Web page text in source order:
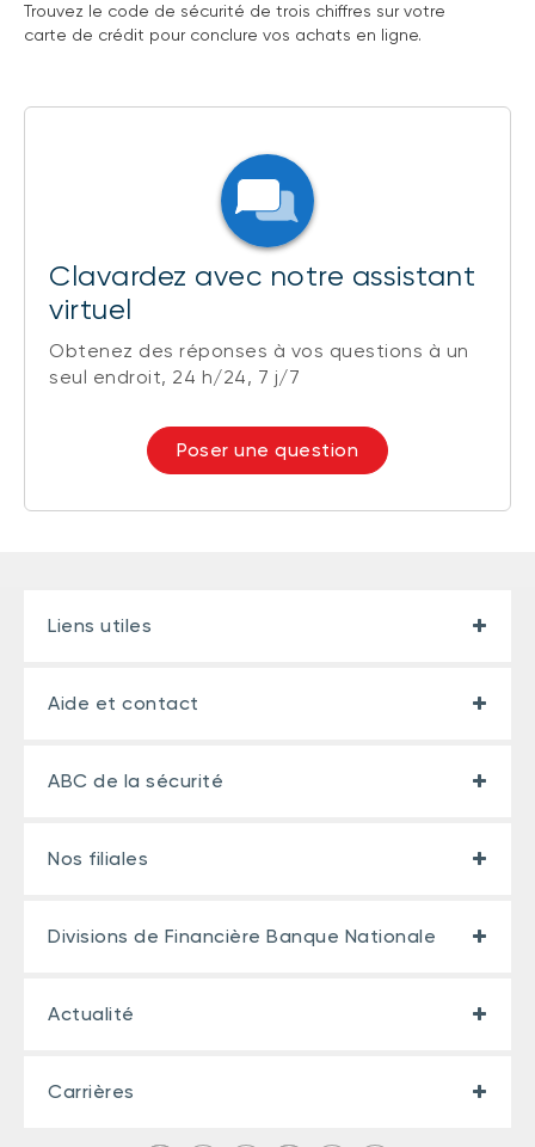
Trouvez le code de sécurité de trois chiffres sur votre
carte de crédit pour conclure vos achats en ligne.
Clavardez avec notre assistant
virtuel
Obtenez des réponses à vos questions à un
seul endroit, 24 h/24, 7 j/7
Poser une question
Liens utiles
Aide et contact
ABC de la sécurité
Nos filiales
Divisions de Financière Banque Nationale
Actualité
Carrières